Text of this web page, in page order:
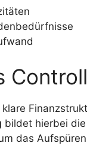
bildet hierbei
das